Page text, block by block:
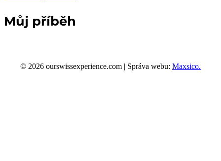
Můj příběh
© 2026 ourswissexperience.com | Správa webu: Maxsico.